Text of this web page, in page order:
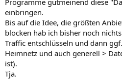
einbringen.
Bis auf die Idee, die größten
blocken hab ich bisher noch
Traffic entschlüsseln und dann
Heimnetz und auch generell >
ist).
Tja.